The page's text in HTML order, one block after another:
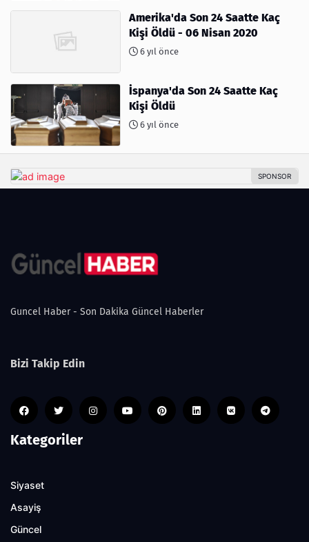
Amerika'da Son 24 Saatte Kaç
Kişi Öldü - 06 Nisan 2020
6 yıl önce
İspanya'da Son 24 Saatte Kaç
Kişi Öldü
6 yıl önce
Guncel Haber - Son Dakika Güncel Haberler
Bizi Takip Edin
Kategoriler
Siyaset
Asayiş
Güncel